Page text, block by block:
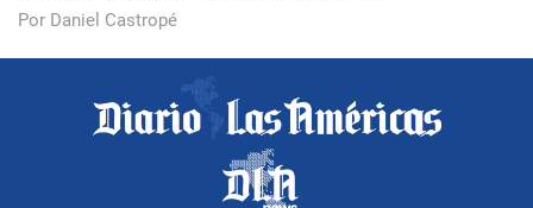
Por Daniel Castropé